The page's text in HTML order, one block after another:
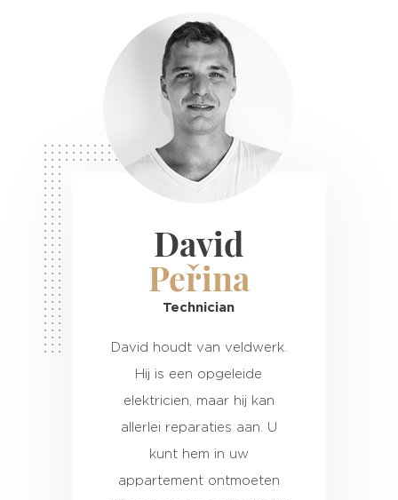
David
Peřina
Technician
David houdt van veldwerk.
Hij is een opgeleide
elektricien, maar hij kan
allerlei reparaties aan. U
kunt hem in uw
appartement ontmoeten